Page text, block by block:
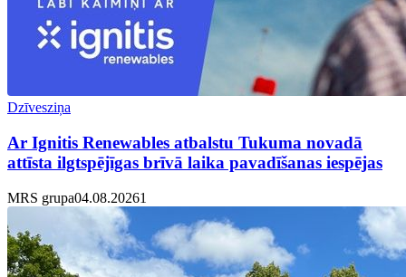
Dzīvesziņa
Ar Ignitis Renewables atbalstu Tukuma novadā
attīsta ilgtspējīgas brīvā laika pavadīšanas iespējas
MRS grupa04.08.20261